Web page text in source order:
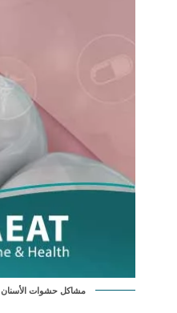
مشاكل حشوات الأسنان